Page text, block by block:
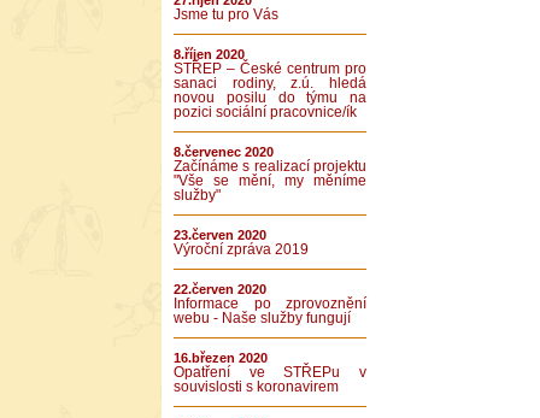
Jsme tu pro Vás
8.říjen 2020
STŘEP – České centrum pro
sanaci rodiny, z.ú. hledá
novou posilu do týmu na
pozici sociální pracovnice/ík
8.červenec 2020
Začínáme s realizací projektu
"Vše se mění, my měníme
služby"
23.červen 2020
Výroční zpráva 2019
22.červen 2020
Informace po zprovoznění
webu - Naše služby fungují
16.březen 2020
Opatření ve STŘEPu v
souvislosti s koronavirem